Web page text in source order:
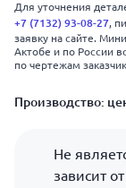
Для уточнения
+7 (7132) 93-08-27,
заявку на сайте.
Актобе и по России
по чертежам
Производство:
Не
зависит